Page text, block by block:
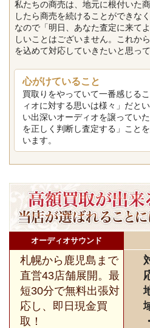
私たちの商売は、地元に根付いた
したら商売を続けることができな
なので「明日、あなた査定に来て
しいことはございません。これか
を込めて対応していきたいと思って
心がけていること
買取りをやっていて一番感じる
ィオに対する思いは様々」だと
い出深いオーディオを譲ってい
を正しく判断し査定する」こと
います。
オーディオサウンド
札幌から鹿児島まで
直営43店舗展開。最
短30分で無料出張対
応し、即日現金買
取！
・